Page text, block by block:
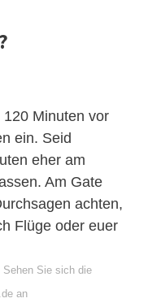
Minuten vor
ein. Seid
eher am
Am Gate
achten,
Flüge oder euer
Sehen Sie sich die
an